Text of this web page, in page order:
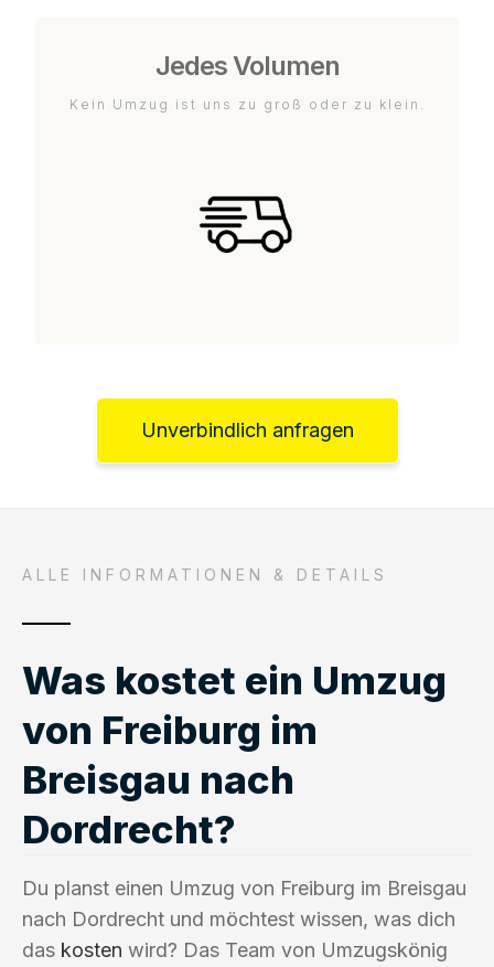
Jedes Volumen
Kein Umzug ist uns zu groß oder zu klein.
Unverbindlich anfragen
ALLE INFORMATIONEN & DETAILS
Was kostet ein Umzug
von Freiburg im
Breisgau nach
Dordrecht?
Du planst einen Umzug von Freiburg im Breisgau
nach Dordrecht und möchtest wissen, was dich
das kosten wird? Das Team von Umzugskönig